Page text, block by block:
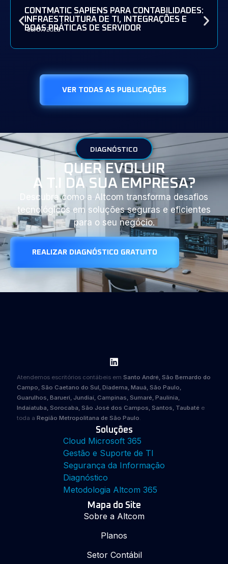
CONTMATIC SAPIENS PARA CONTABILIDADES:
INFRAESTRUTURA DE TI, INTEGRAÇÕES E
BOAS PRÁTICAS DE SERVIDOR
08/07/2026
VER TODAS AS PUBLICAÇÕES
DIAGNÓSTICO
QUER EVOLUIR
A T.I DA SUA EMPRESA?
Descubra como a Altcom transforma desafios
tecnológicos em soluções seguras e eficientes
para o seu negócio.
REALIZAR DIAGNÓSTICO GRATUITO
Atendemos escritórios contábeis em Santo André, São Bernardo do
Campo, São Caetano do Sul, Diadema, Mauá, São Paulo,
Guarulhos, Barueri, Jundiaí, Campinas, Sumaré, Paulínia,
Indaiatuba, Sorocaba, São José dos Campos, Santos, Taubaté e
toda a Região Metropolitana de São Paulo
Soluções
Cloud Microsoft 365
Gestão e Suporte de TI
Segurança da Informação
Diagnóstico
Metodologia Altcom 365
Mapa do Site
Sobre a Altcom
Planos
Setor Contábil